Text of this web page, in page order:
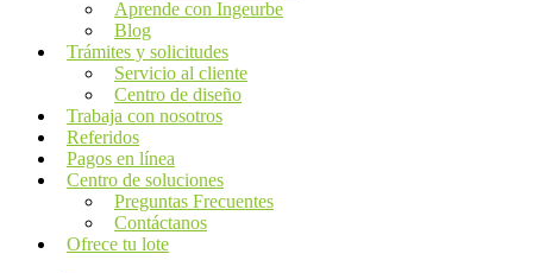
Aprende con Ingeurbe
Blog
Trámites y solicitudes
Servicio al cliente
Centro de diseño
Trabaja con nosotros
Referidos
Pagos en línea
Centro de soluciones
Preguntas Frecuentes
Contáctanos
Ofrece tu lote